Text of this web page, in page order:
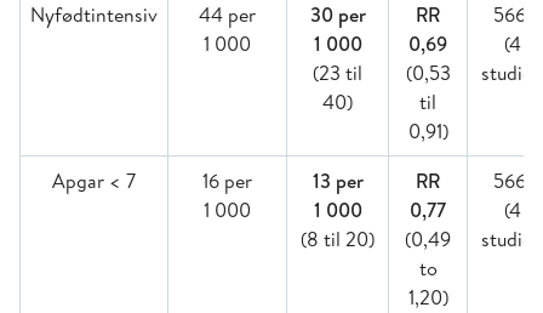
Nyfødtintensiv
44 per
1 000
30 per
1 000
(23 til
40)
RR
0,69
(0,53
til
0,91)
5661
(4
Apgar < 7
16 per
1 000
13 per
1 000
(8 til 20)
RR
0,77
(0,49
to
1,20)
5661
(4